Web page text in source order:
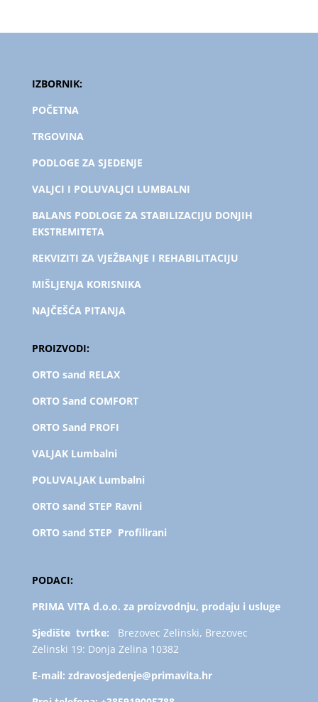
IZBORNIK:
POČETNA
TRGOVINA
PODLOGE ZA SJEDENJE
VALJCI I POLUVALJCI LUMBALNI
BALANS PODLOGE ZA STABILIZACIJU DONJIH
EKSTREMITETA
REKVIZITI ZA VJEŽBANJE I REHABILITACIJU
MIŠLJENJA KORISNIKA
NAJČEŠĆA PITANJA
PROIZVODI:
ORTO sand RELAX
ORTO Sand COMFORT
ORTO Sand PROFI
VALJAK Lumbalni
POLUVALJAK Lumbalni
ORTO sand STEP Ravni
ORTO sand STEP Profilirani
PODACI:
PRIMA VITA d.o.o. za proizvodnju, prodaju i usluge
Sjedište tvrtke:
Brezovec Zelinski, Brezovec
Zelinski 19: Donja Zelina 10382
E-mail: zdravosjedenje@primavita.hr